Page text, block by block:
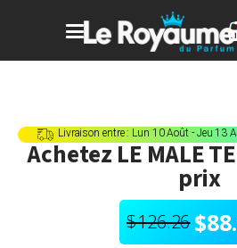
Livraison entre : Lun 10 Août - Jeu 13
AchetezLE MALE
prix
$126.26
Le
$
Le